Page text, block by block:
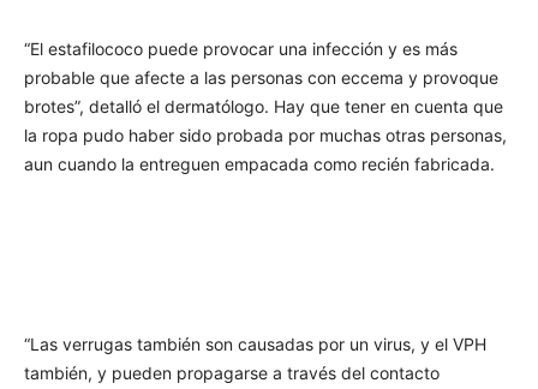
“El estafilococo puede provocar una infección y es más
probable que afecte a las personas con eccema y provoque
brotes”, detalló el dermatólogo. Hay que tener en cuenta que
la ropa pudo haber sido probada por muchas otras personas,
aun cuando la entreguen empacada como recién fabricada.
“Las verrugas también son causadas por un virus, y el VPH
también, y pueden propagarse a través del contacto